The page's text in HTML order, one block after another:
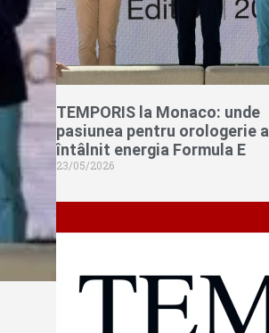
TEMPORIS la Monaco: unde
pasiunea pentru orologerie a
întâlnit energia Formula E
23/05/2026